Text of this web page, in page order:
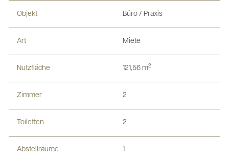
Objekt Büro / Praxis
Art Miete
Nutzfläche 121,56 m2
Zimmer 2
Toiletten 2
Abstellräume 1